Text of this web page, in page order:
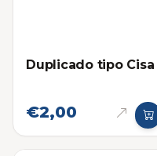
Duplicado tipo Cisa
€2,00